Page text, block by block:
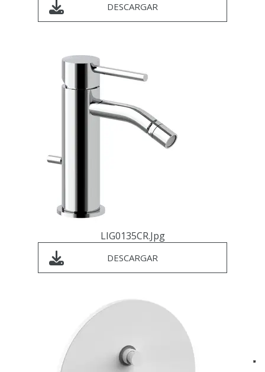
DESCARGAR
LIG0135CR.jpg
DESCARGAR